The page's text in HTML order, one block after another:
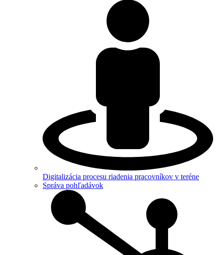
Digitalizácia procesu riadenia pracovníkov v teréne
Správa pohľadávok